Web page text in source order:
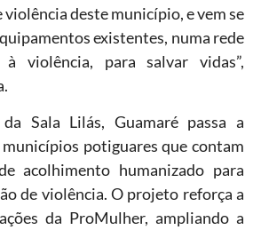
deste município, e vem se
existentes, numa rede
violência, para salvar vidas”,
Sala Lilás, Guamaré passa a
potiguares que contam
acolhimento humanizado para
de violência. O projeto reforça a
da ProMulher, ampliando a